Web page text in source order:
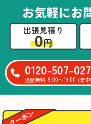
お気軽にお
出張見積り
0円
0120-507-027
通話無料 9:00〜19:00 (年